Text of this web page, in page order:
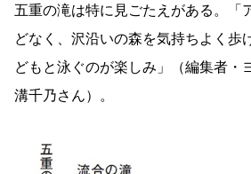
五重の滝は特に見ごたえがある。「
どなく、沢沿いの森を気持ちよく歩
どもと泳ぐのが楽しみ」（編集者・
溝千乃さん）。